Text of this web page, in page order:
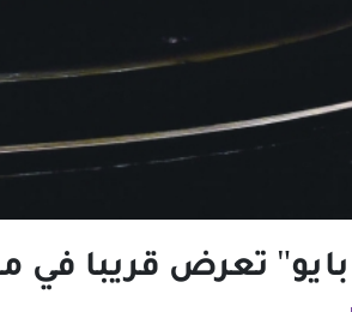
تعرض قريبا في